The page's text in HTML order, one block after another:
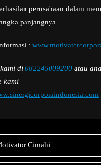
perusahaan dalam
panjangnya.
:
di 082245009200 atau
kami
Cimahi